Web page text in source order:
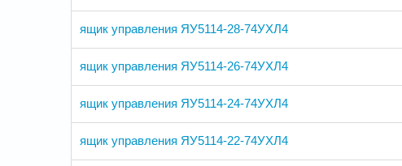
ящик управления ЯУ5114-28-74УХЛ4
ящик управления ЯУ5114-26-74УХЛ4
ящик управления ЯУ5114-24-74УХЛ4
ящик управления ЯУ5114-22-74УХЛ4